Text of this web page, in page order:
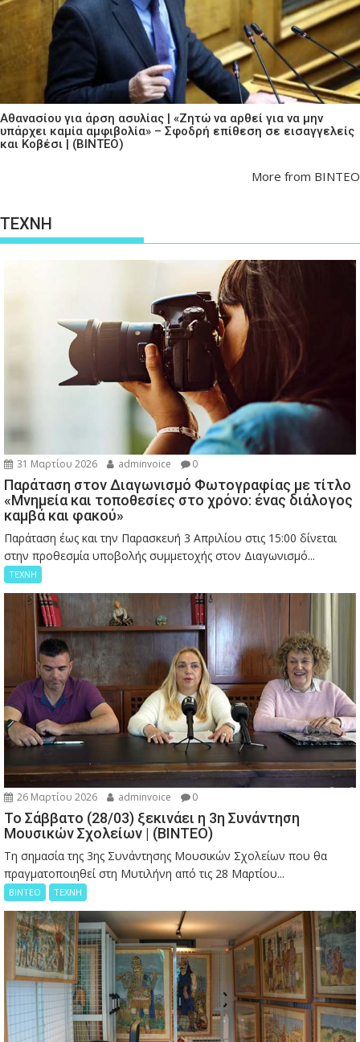
Αθανασίου για άρση ασυλίας | «Ζητώ να αρθεί για να μην
υπάρχει καμία αμφιβολία» – Σφοδρή επίθεση σε εισαγγελείς
και Κοβέσι | (ΒΙΝΤΕΟ)
More from ΒΙΝΤΕΟ
ΤΕΧΝΗ
31 Μαρτίου 2026 adminvoice 0
Παράταση στον Διαγωνισμό Φωτογραφίας με τίτλο
«Μνημεία και τοποθεσίες στο χρόνο: ένας διάλογος
καμβά και φακού»
Παράταση έως και την Παρασκευή 3 Απριλίου στις 15:00 δίνεται
στην προθεσμία υποβολής συμμετοχής στον Διαγωνισμό...
ΤΕΧΝΗ
26 Μαρτίου 2026 adminvoice 0
Το Σάββατο (28/03) ξεκινάει η 3η Συνάντηση
Μουσικών Σχολείων | (ΒΙΝΤΕΟ)
Τη σημασία της 3ης Συνάντησης Μουσικών Σχολείων που θα
πραγματοποιηθεί στη Μυτιλήνη από τις 28 Μαρτίου...
ΒΙΝΤΕΟ ΤΕΧΝΗ